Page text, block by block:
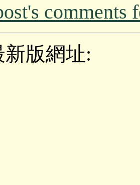
comments
版網址: